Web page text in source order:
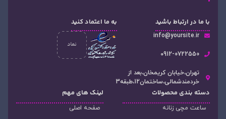
با ما در ارتباط باشید
info@yoursite.ir
۰912-0722550
تهران،خیابان کریمخان،بعد از
خردمندشمالی،ساختمان12،طبقه3
به ما اعتماد کنید
دسته‌ بندی محصولات
ساعت مچی زنانه
لینک های مهم
صفحه اصلی